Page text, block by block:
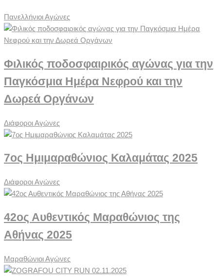
Πανελλήνιοι Αγώνες
Φιλικός ποδοσφαιρικός αγώνας για την
Παγκόσμια Ημέρα Νεφρού και την
Δωρεά Οργάνων
Διάφοροι Αγώνες
7ος Ημιμαραθώνιος Καλαμάτας 2025
Διάφοροι Αγώνες
42ος Αυθεντικός Μαραθώνιος της
Αθήνας 2025
Μαραθώνιοι Αγώνες